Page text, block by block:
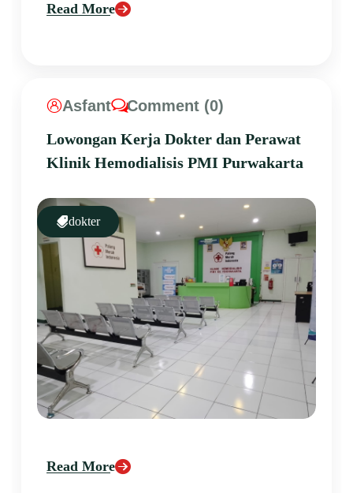
Read More
Asfant
Comment (0)
Lowongan Kerja Dokter dan Perawat
Klinik Hemodialisis PMI Purwakarta
dokter
Read More